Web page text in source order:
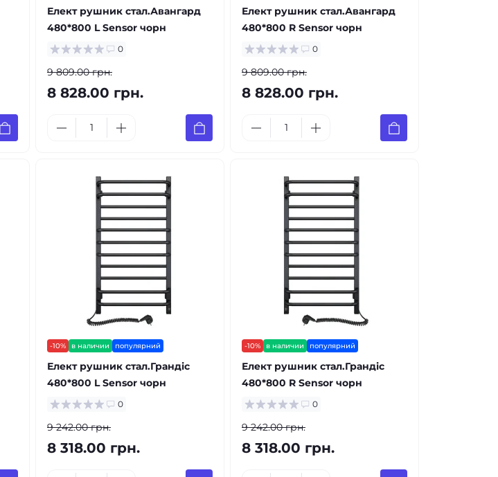
Елект рушник стал.Авангард
480*800 L Sensor чорн
0
9 809.00 грн.
8 828.00 грн.
Елект рушник стал.Авангард
480*800 R Sensor чорн
0
9 809.00 грн.
8 828.00 грн.
-10% в наличии популярний
Елект рушник стал.Грандіс
480*800 L Sensor чорн
0
9 242.00 грн.
8 318.00 грн.
-10% в наличии популярний
Елект рушник стал.Грандіс
480*800 R Sensor чорн
0
9 242.00 грн.
8 318.00 грн.